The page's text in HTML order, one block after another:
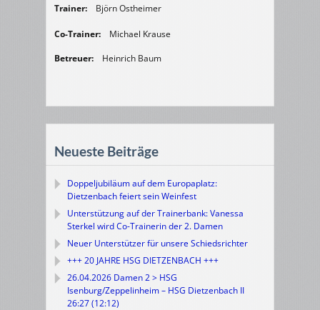
Trainer: Björn Ostheimer
Co-Trainer:
Michael Krause
Betreuer: Heinrich Baum
Neueste Beiträge
Doppeljubiläum auf dem Europaplatz:
Dietzenbach feiert sein Weinfest
Unterstützung auf der Trainerbank: Vanessa
Sterkel wird Co-Trainerin der 2. Damen
Neuer Unterstützer für unsere Schiedsrichter
+++ 20 JAHRE HSG DIETZENBACH +++
26.04.2026 Damen 2 > HSG
Isenburg/Zeppelinheim – HSG Dietzenbach II
26:27 (12:12)